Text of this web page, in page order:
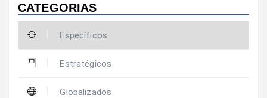
CATEGORIAS
Específicos
Estratégicos
Globalizados